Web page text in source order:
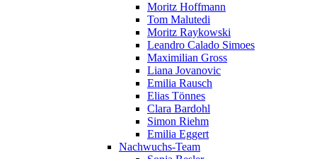
Moritz Hoffmann
Tom Malutedi
Moritz Raykowski
Leandro Calado Simoes
Maximilian Gross
Liana Jovanovic
Emilia Rausch
Elias Tönnes
Clara Bardohl
Simon Riehm
Emilia Eggert
Nachwuchs-Team